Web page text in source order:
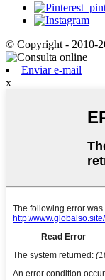
© Copyright - 2010-
Enviar e-mail
x